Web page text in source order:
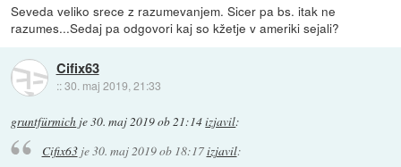
Seveda veliko srece z razumevanjem. Sicer pa bs. itak ne
razumes...Sedaj pa odgovori kaj so kžetje v ameriki sejali?
Cifix63
::30. maj 2019, 21:33
gruntfürmich je30. maj 2019 ob 21:14izjavil:
Cifix63je30. maj 2019 ob 18:17izjavil: